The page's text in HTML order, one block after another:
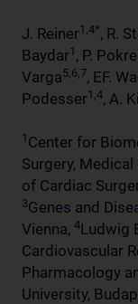
J. Reiner1,4*, R.
Baydar1 , P.
Varga5,6,7, EF.
Podesser1,4, A.
1 Center for
Surgery,
of Cardiac
3Genes and
Vienna, 4Ludwig
Cardiovascular
Pharmacology
University,